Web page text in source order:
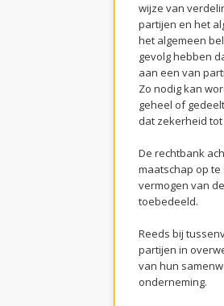
wijze van
partijen en het
het algemeen
gevolg hebben
aan een van
Zo nodig kan
geheel of
dat zekerheid
De rechtbank
maatschap op
vermogen van
toebedeeld.
Reeds bij
partijen in
van hun
onderneming.